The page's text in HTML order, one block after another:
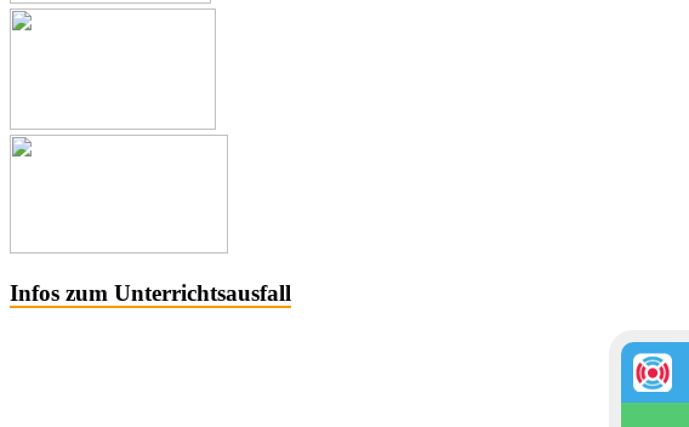
Infos zum Unterrichtsausfall